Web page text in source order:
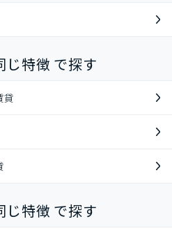
特徴 で探す
貸
特徴 で探す